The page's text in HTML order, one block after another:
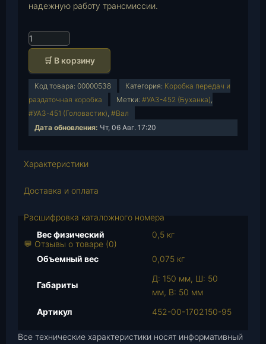
надежную работу трансмиссии.
К
о
и
е
о
о
а
а
и
🛒 В корзину
Код товара: 00000538 Категория: Коробка передач и
раздаточная коробка
Метки: #УАЗ-452 (Буханка),
#УАЗ-451 (Головастик), #Вал
Дата обновления: Чт, 06 Авг. 17:20
Характеристики
Доставка и оплата
Расшифровка каталожного номера
💬 Отзывы о товаре (0)
Вес физический 0,5 кг
Объемный вес 0,075 кг
Габариты
Д: 150 мм, Ш: 50
мм, В: 50 мм
Артикул
452-00-1702150-95
Все технические характеристики носят информативный